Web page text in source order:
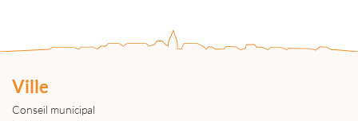
Ville
Conseil municipal